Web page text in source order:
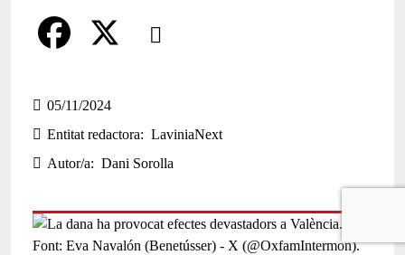
Comparteix
a
c
e
o
05/11/2024
Entitat redactora
LaviniaNext
Autor/a
Dani Sorolla